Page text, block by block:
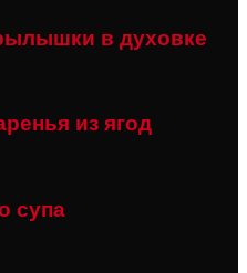
в духовке
из ягод
супа